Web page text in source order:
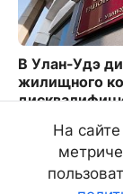
В Улан-Удэ
жилищного
На